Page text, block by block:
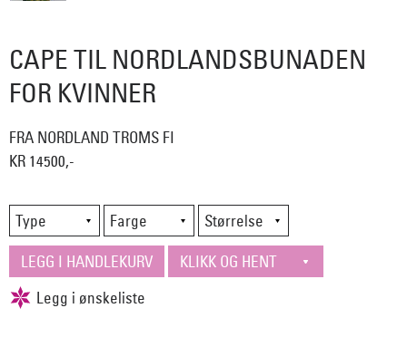
CAPE TIL NORDLANDSBUNADEN
FOR KVINNER
FRA NORDLAND TROMS FI
KR 14500,-